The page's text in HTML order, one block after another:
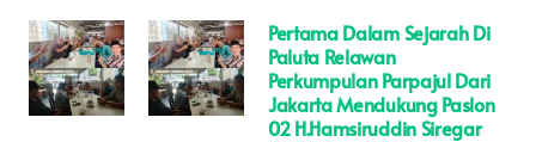
Pertama Dalam Sejarah Di
Paluta Relawan
Perkumpulan Parpajul Dari
Jakarta Mendukung Paslon
02 H.Hamsiruddin Siregar